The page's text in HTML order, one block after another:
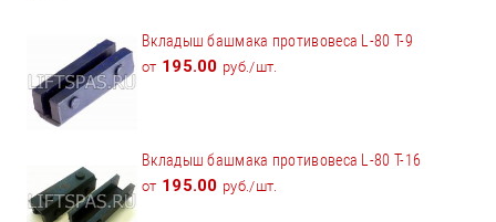
Вкладыш башмака противовеса L-80 T-9
от 195.00 руб./шт.
Вкладыш башмака противовеса L-80 T-16
от 195.00 руб./шт.